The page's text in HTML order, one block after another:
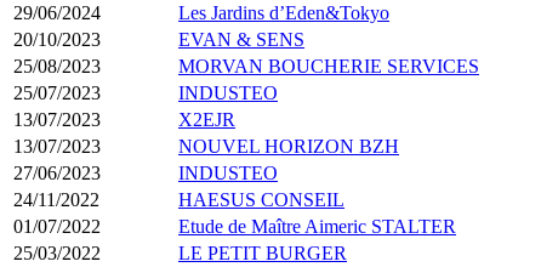
29/06/2024
Les Jardins d’Eden&Tokyo
20/10/2023
EVAN & SENS
25/08/2023
MORVAN BOUCHERIE SERVICES
25/07/2023
INDUSTEO
13/07/2023
X2EJR
13/07/2023
NOUVEL HORIZON BZH
27/06/2023
INDUSTEO
24/11/2022
HAESUS CONSEIL
01/07/2022
Etude de Maître Aimeric STALTER
25/03/2022
LE PETIT BURGER